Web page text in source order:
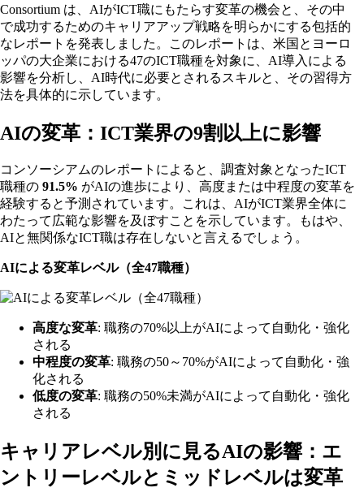
Consortium は、AIがICT職にもたらす変革の機会と、その中
で成功するためのキャリアアップ戦略を明らかにする包括的
なレポートを発表しました。このレポートは、米国とヨーロ
ッパの大企業における47のICT職種を対象に、AI導入による
影響を分析し、AI時代に必要とされるスキルと、その習得方
法を具体的に示しています。
AIの変革：ICT業界の9割以上に影響
コンソーシアムのレポートによると、調査対象となったICT
職種の 91.5% がAIの進歩により、高度または中程度の変革を
経験すると予測されています。これは、AIがICT業界全体に
わたって広範な影響を及ぼすことを示しています。もはや、
AIと無関係なICT職は存在しないと言えるでしょう。
AIによる変革レベル（全47職種）
高度な変革: 職務の70%以上がAIによって自動化・強化
される
中程度の変革: 職務の50～70%がAIによって自動化・強
化される
低度の変革: 職務の50%未満がAIによって自動化・強化
される
キャリアレベル別に見るAIの影響：エ
ントリーレベルとミッドレベルは変革